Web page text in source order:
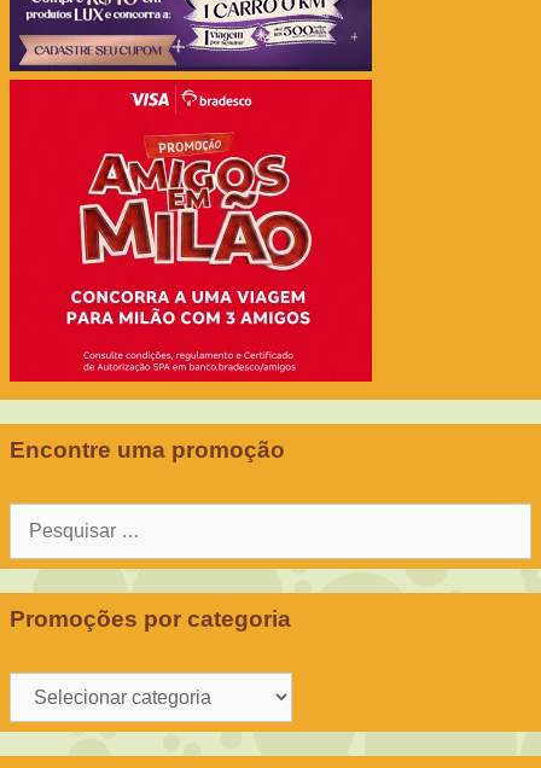
Encontre uma promoção
Promoções por categoria
Promoções
por